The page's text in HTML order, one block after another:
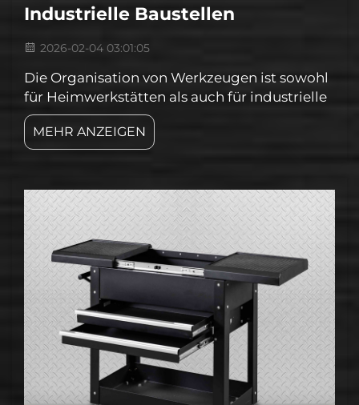
Industrielle Baustellen
2026-02-04 03:01:05
Die Organisation von Werkzeugen ist sowohl
für Heimwerkstätten als auch für industrielle
Baustellen äußerst wichtig. Eine
übersichtliche und sichere Aufbewahrung
von Werkzeugen erleichtert es allen
Goldenline erkennt dies und bietet
professionelle ...
MEHR ANZEIGEN